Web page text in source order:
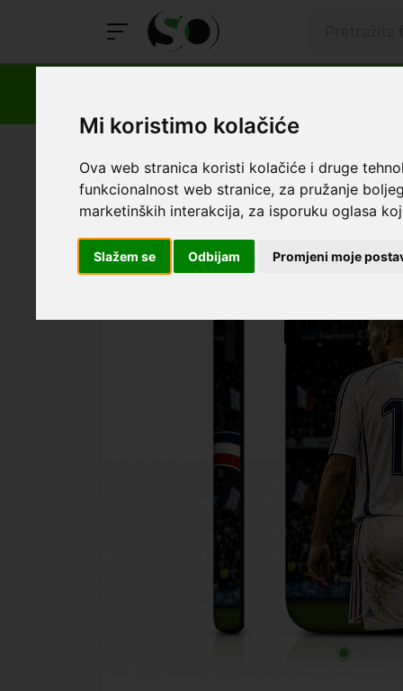
Mi koristimo kolačiće
Ova web stranica koristi kolačiće i druge
funkcionalnost web stranice, za pružanje
marketinških interakcija, za isporuku oglasa
Slažem se Odbijam Promjeni moje